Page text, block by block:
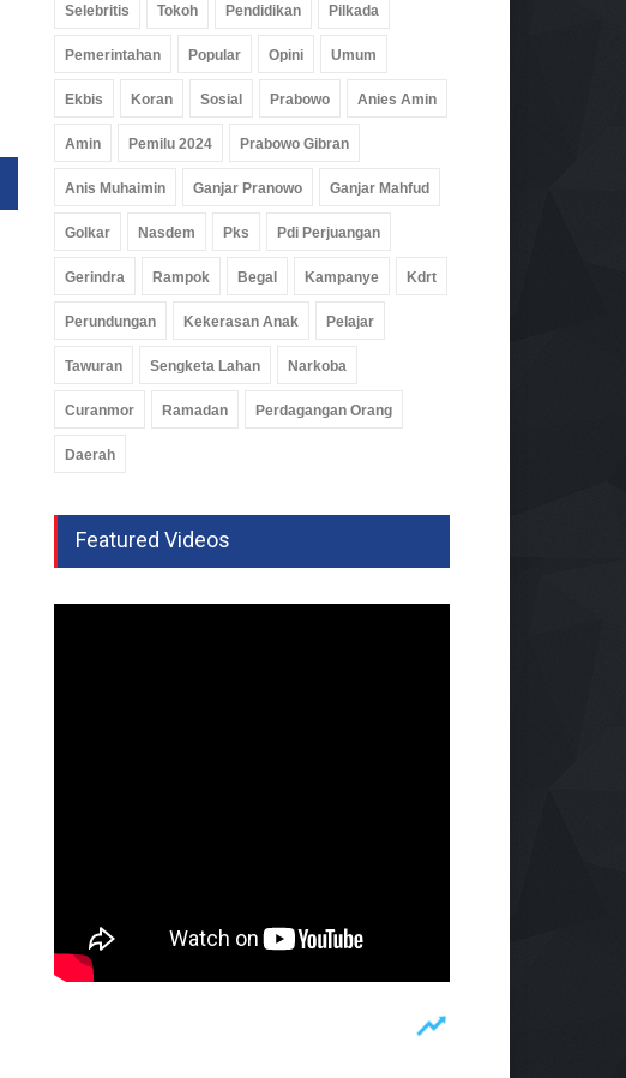
Dispar Pesawaran Jajaki
Kerja Sama Dengan Imigrasi
Wisman
Daerah 02 Agu 2026, 279 Views
Selebritis Tokoh Pendidikan Pilkada
Pemerintahan Popular Opini Umum
Ekbis Koran Sosial Prabowo Anies Amin
Amin Pemilu 2024 Prabowo Gibran
Anis Muhaimin Ganjar Pranowo Ganjar Mahfud
Golkar Nasdem Pks Pdi Perjuangan
Gerindra Rampok Begal Kampanye Kdrt
Perundungan Kekerasan Anak Pelajar
Tawuran Sengketa Lahan Narkoba
Curanmor Ramadan Perdagangan Orang
Daerah
Featured Videos